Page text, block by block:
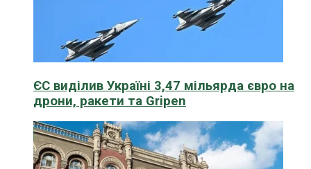
ЄС виділив Україні 3,47 мільярда євро на
дрони, ракети та Gripen